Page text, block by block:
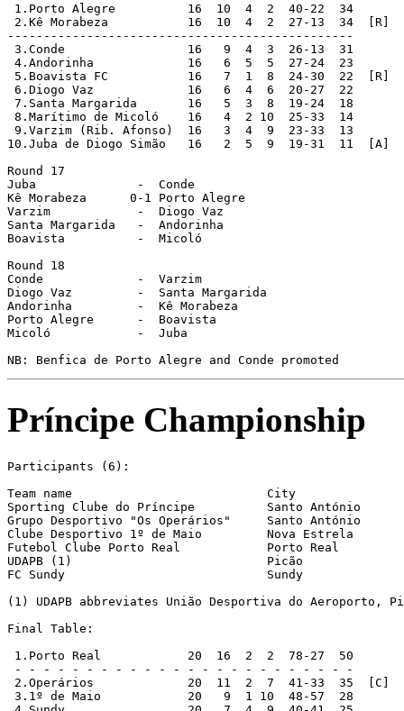
1.Porto Alegre          16  10  4  2  40-22  34
2.Kê Morabeza           16  10  4  2  27-13  34  [R]
------------------------------------------------
3.Conde                 16   9  4  3  26-13  31
4.Andorinha             16   6  5  5  27-24  23
5.Boavista FC           16   7  1  8  24-30  22  [R]
6.Diogo Vaz             16   6  4  6  20-27  22
7.Santa Margarida       16   5  3  8  19-24  18
8.Marítimo de Micoló    16   4  2 10  25-33  14
9.Varzim (Rib. Afonso)  16   3  4  9  23-33  13
10.Juba de Diogo Simão   16   2  5  9  19-31  11  [A]
Round 17
Juba              -  Conde
Kê Morabeza      0-1 Porto Alegre
Varzim            -  Diogo Vaz
Santa Margarida   -  Andorinha
Boavista          -  Micoló
Round 18
Conde             -  Varzim
Diogo Vaz         -  Santa Margarida
Andorinha         -  Kê Morabeza
Porto Alegre      -  Boavista
Micoló            -  Juba
Príncipe Championship
Participants (6):
Team name                           City
Sporting Clube do Príncipe          Santo António
Grupo Desportivo "Os Operários"     Santo António
Clube Desportivo 1º de Maio         Nova Estrela
Futebol Clube Porto Real            Porto Real
UDAPB (1)                           Picão
FC Sundy                            Sundy
(1) UDAPB abbreviates União Desportiva do Aeroporto,
Final Table:
1.Porto Real            20  16  2  2  78-27  50
- - - - - - - - - - - - - - - - - - - - - - - -
2.Operários             20  11  2  7  41-33  35  [C]
3.1º de Maio            20   9  1 10  48-57  28